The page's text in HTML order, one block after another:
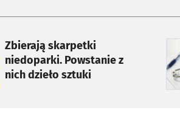
Zbierają skarpetki
niedoparki. Powstanie z
nich dzieło sztuki
karcie